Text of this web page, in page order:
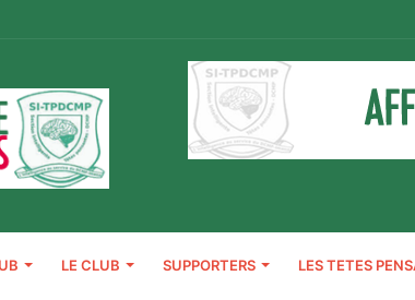
LE CLUB SUPPORTERS LES TETES